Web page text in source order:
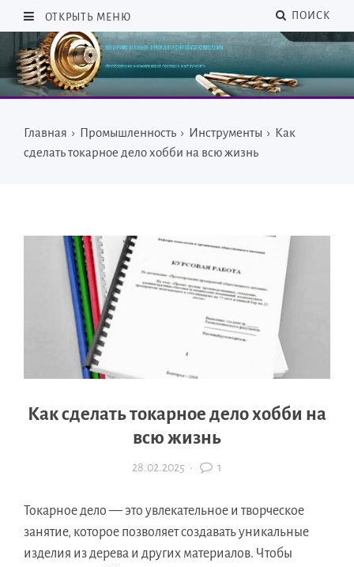
ОТКРЫТЬ МЕНЮ ПОИСК
Главная › Промышленность › Инструменты › Как
сделать токарное дело хобби на всю жизнь
Как сделать токарное дело хобби на
всю жизнь
28.02.2025 · 1
Токарное дело — это увлекательное и творческое
занятие, которое позволяет создавать уникальные
изделия из дерева и других материалов. Чтобы